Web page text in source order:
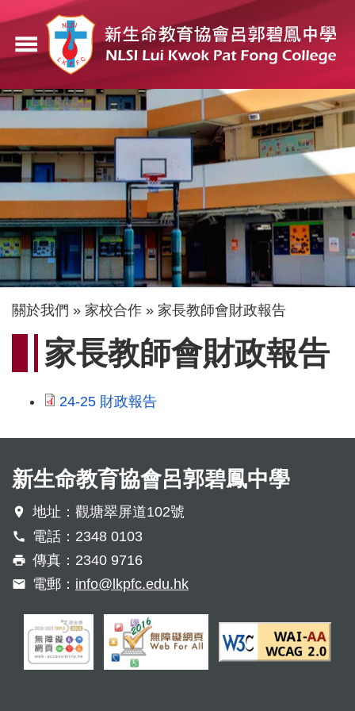
主
內
容
menu
導
航
關於我們 家校合作 家長教師會財政報告
家長教師會財政報告
24-25 財政報告
新生命教育協會呂郭碧鳳中學
地址：觀塘翠屏道102號
電話：2348 0103
傳真：2340 9716
電郵： info@lkpfc.edu.hk